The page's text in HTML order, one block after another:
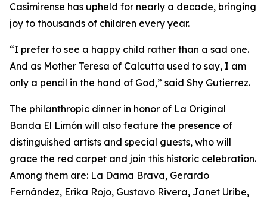
Casimirense has upheld for nearly a decade, bringing
joy to thousands of children every year.
“I prefer to see a happy child rather than a sad one.
And as Mother Teresa of Calcutta used to say, I am
only a pencil in the hand of God,” said Shy Gutierrez.
The philanthropic dinner in honor of La Original
Banda El Limón will also feature the presence of
distinguished artists and special guests, who will
grace the red carpet and join this historic celebration.
Among them are: La Dama Brava, Gerardo
Fernández, Erika Rojo, Gustavo Rivera, Janet Uribe,